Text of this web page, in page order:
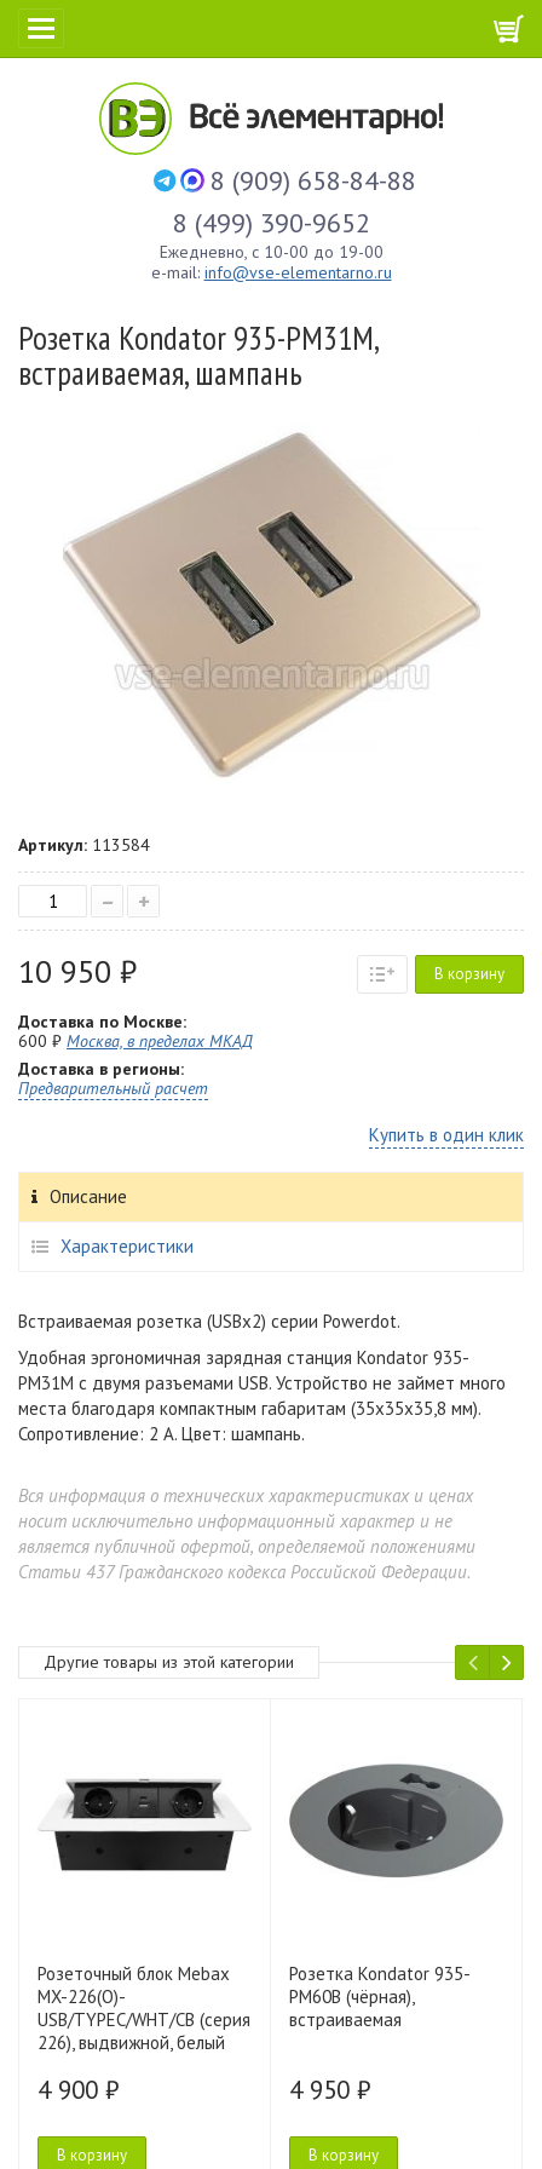
8 (909) 658-84-88
8 (499) 390-9652
Ежедневно, с 10-00 до 19-00
e-mail: info@vse-elementarno.ru
Розетка Kondator 935-PM31M,
встраиваемая, шампань
Артикул: 113584
– +
10 950 ₽ В корзину
Доставка по Москве:
600 ₽ Москва, в пределах МКАД
Доставка в регионы:
Предварительный расчет
Купить в один клик
Описание
Характеристики
Встраиваемая розетка (USBx2) серии Powerdot.
Удобная эргономичная зарядная станция Kondator 935-
PM31M с двумя разъемами USB. Устройство не займет много
места благодаря компактным габаритам (35х35х35,8 мм).
Сопротивление: 2 А. Цвет: шампань.
Вся информация о технических характеристиках и ценах
носит исключительно информационный характер и не
является публичной офертой, определяемой положениями
Статьи 437 Гражданского кодекса Российской Федерации.
Другие товары из этой категории
Розеточный блок Mebax
MX-226(O)-
USB/TYPEC/WHT/CB (серия
226), выдвижной, белый
4 900 ₽
В корзину
Розетка Kondator 935-
PM60B (чёрная),
встраиваемая
4 950 ₽
В корзину